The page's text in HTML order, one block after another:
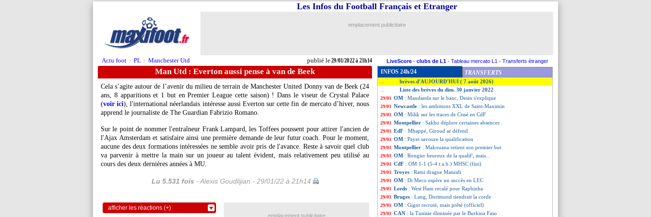
Actu foot > PL > Manchester Utd publié le29/01/2022 à 21h14
Les Infos du Football Français et Etranger
emplacement publicitaire
LiveScore - clubs de L1 - Tableau mercato L1 - Transferts étranger
Man Utd : Everton aussi pense à van de Beek
Cela s’agite autour de l’avenir du milieu de terrain de Manchester United Donny van de Beek (24
ans, 8 apparitions et 1 but en Premier League cette saison) ! Dans le viseur de Crystal Palace
(voir ici), l'international néerlandais intéresse aussi Everton sur cette fin de mercato d’hiver, nous
apprend le journaliste de The Guardian Fabrizio Romano.
Sur le point de nommer l'entraîneur Frank Lampard, les Toffees poussent pour attirer l'ancien de
l'Ajax Amsterdam et satisfaire ainsi une première demande de leur futur coach. Pour le moment,
aucune des deux formations intéressées ne semble avoir pris de l'avance. Reste à savoir quel club
va parvenir à mettre la main sur un joueur au talent évident, mais relativement peu utilisé au
cours des deux dernières années à MU.
Lu 5.531 fois - Alexis Goudlijian - 29/01/22 à 21h14
afficher les réactions (+)
INFOS 24h/24 TRANSFERTS
brèves d'AUJOURD'HUI ( 7 août 2026)
Liste des brèves du dim. 30 janvier 2022
29/01 OM : Mandanda sur le banc, Desio s'explique
29/01 Newcastle : les ambitions XXL de Saint-Maximin
29/01 OM : Milik sur les traces de Cissé en CdF
29/01 Montpellier : Sakho déplore certaines absences
29/01 EdF : Mbappé, Giroud se défend
29/01 OM : Payet savoure la qualification
29/01 Montpellier : Makouana retient son premier but
29/01 OM : Rongier heureux de la qualif', mais...
29/01 CdF : OM 1-1 (5-4 t.a.b.) MHSC (fini)
29/01 Troyes : Rami drague Matuidi
29/01 OM : Di Meco espère un succès en LEC
29/01 Leeds : West Ham recalé pour Raphinha
29/01 Bruges : Lang, Dortmund tiendrait la corde
29/01 OM : Gigot recruté, mais prêté (officiel)
29/01 CAN : la Tunisie éliminée par le Burkina Faso
emplacement publicitaire